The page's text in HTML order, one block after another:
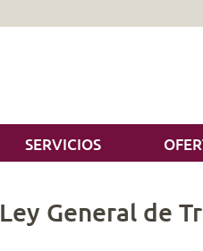
SERVICIOS
Ley General de